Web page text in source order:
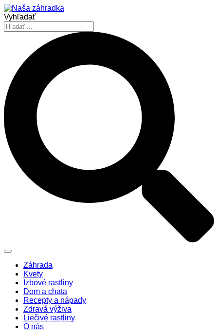
Vyhľadať
Záhrada
Kvety
Izbové rastliny
Dom a chata
Recepty a nápady
Zdravá výživa
Liečivé rastliny
O nás